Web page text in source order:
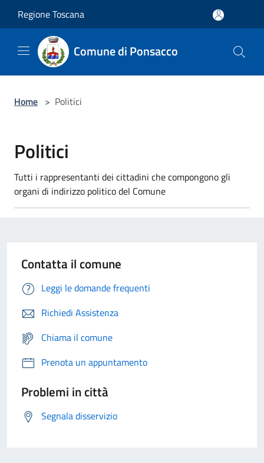
Regione Toscana
Comune di Ponsacco
Home > Politici
Politici
Tutti i rappresentanti dei cittadini che compongono gli
organi di indirizzo politico del Comune
Contatta il comune
Leggi le domande frequenti
Richiedi Assistenza
Chiama il comune
Prenota un appuntamento
Problemi in città
Segnala disservizio